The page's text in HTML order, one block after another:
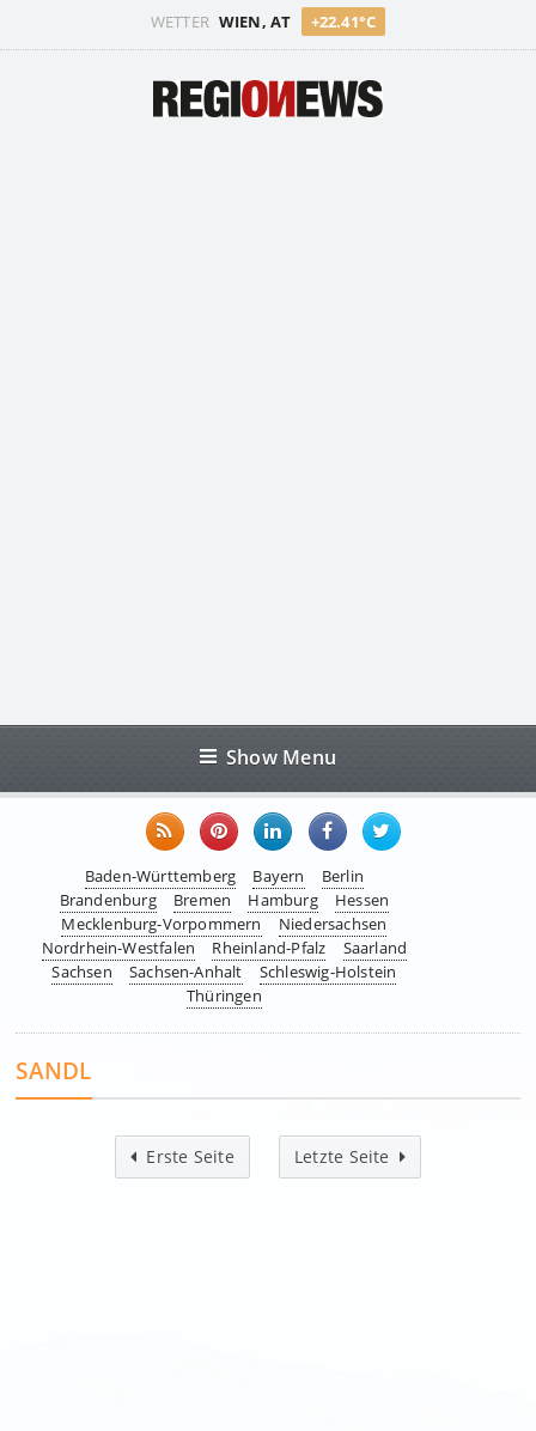
WETTER WIEN, AT +22.41°C
Show Menu
Baden-Württemberg Bayern
Berlin
Brandenburg
Bremen Hamburg
Hessen
Mecklenburg-Vorpommern
Niedersachsen
Nordrhein-Westfalen
Rheinland-Pfalz
Saarland
Sachsen
Sachsen-Anhalt
Schleswig-Holstein
Thüringen
SANDL
Erste Seite Letzte Seite